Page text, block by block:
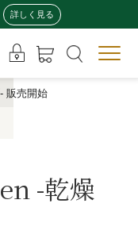
詳しく見る
販売開始
-乾燥